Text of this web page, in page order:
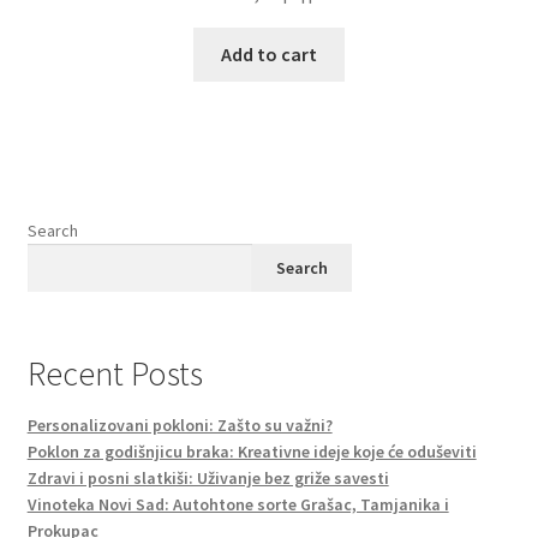
Add to cart
Search
Search
Recent Posts
Personalizovani pokloni: Zašto su važni?
Poklon za godišnjicu braka: Kreativne ideje koje će oduševiti
Zdravi i posni slatkiši: Uživanje bez griže savesti
Vinoteka Novi Sad: Autohtone sorte Grašac, Tamjanika i
Prokupac